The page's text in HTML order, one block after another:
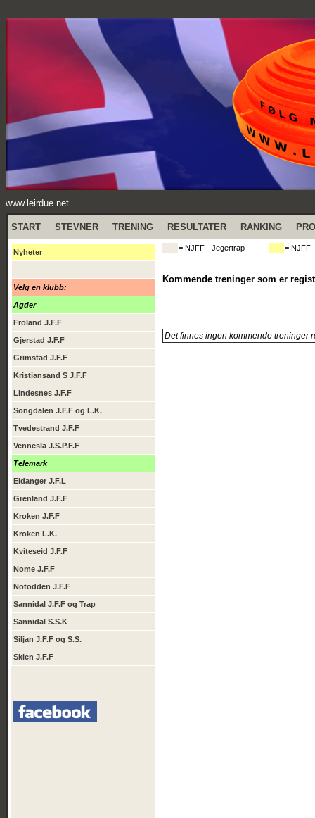
www.leirdue.net
START STEVNER TRENING RESULTATER RANKING
Nyheter
Velg en klubb:
Agder
Froland J.F.F
Gjerstad J.F.F
Grimstad J.F.F
Kristiansand S J.F.F
Lindesnes J.F.F
Songdalen J.F.F og L.K.
Tvedestrand J.F.F
Vennesla J.S.P.F.F
Telemark
Eidanger J.F.L
Grenland J.F.F
Kroken J.F.F
Kroken L.K.
Kviteseid J.F.F
Nome J.F.F
Notodden J.F.F
Sannidal J.F.F og Trap
Sannidal S.S.K
Siljan J.F.F og S.S.
Skien J.F.F
= NJFF - Jegertrap = NJFF
Kommende treninger som er
Det finnes ingen kommende treninger